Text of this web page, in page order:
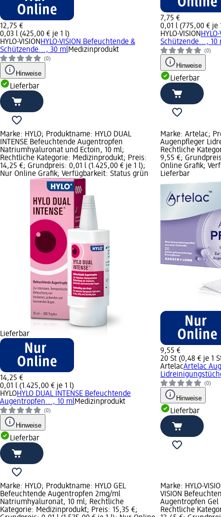
12,75 €
0,03 l (425,00 € je 1 l)
HYLO-VISION HYLO-VISION Befeuchtende &
Schützende..., 30 mlMedizinprodukt
(0)
Hinweise
Lieferbar
7,75 €
0,01 l (775,00 € je
HYLO-VISION
Schützende..., 10
(0)
Hinweise
Lieferbar
Marke: HYLO; Produktname: HYLO DUAL
INTENSE Befeuchtende Augentropfen
Natriumhyaluronat und Ectoin, 10 ml;
Rechtliche Kategorie: Medizinprodukt; Preis:
14,25 €; Grundpreis: 0,01 l (1.425,00 € je 1 l);
Nur Online Grafik; Verfügbarkeit: Status grün
Lieferbar
14,25 €
0,01 l (1.425,00 € je 1 l)
HYLOHYLO DUAL INTENSE Befeuchtende
Augentropfen..., 10 mlMedizinprodukt
(0)
Hinweise
Lieferbar
Marke: Artelac;
Augenpfleger
Rechtliche
9,55 €;
Online Grafik;
Lieferbar
9,55 €
20 St (0,48 € je 1
ArtelacArtelac
(0)
Hinweise
Lieferbar
Marke: HYLO; Produktname: HYLO GEL
Befeuchtende Augentropfen 2mg/ml
Natriumhyaluronat, 10 ml; Rechtliche
Kategorie: Medizinprodukt; Preis: 15,35 €;
Marke: HYLO-
VISION
Augentropfen
Rechtliche